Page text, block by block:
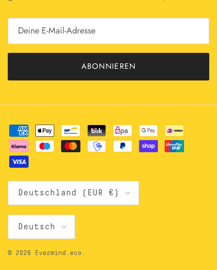
ABONNIEREN
Deutschland (EUR €)
Deutsch
© 2026 Evermind.eco .